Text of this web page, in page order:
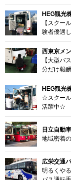
HEG観光
【スクー
験者優遇
西東京メ
【大型バ
分だけ報
HEG観光
☆スクー
活躍中☆
日立自動
地域密着
広栄交通
明るくや